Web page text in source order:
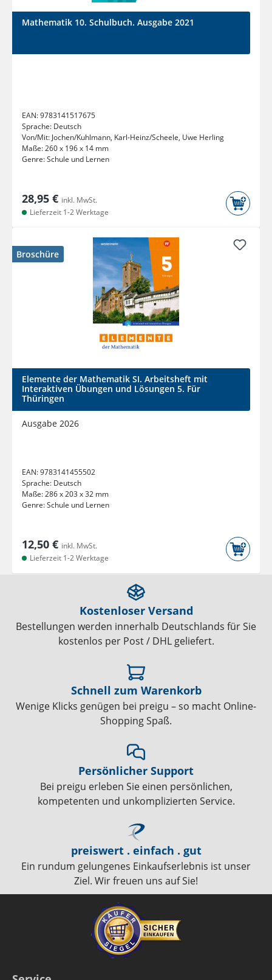
Mathematik 10. Schulbuch. Ausgabe 2021
EAN:9783141517675
Sprache: Deutsch
Von/Mit: Jochen/Kuhlmann, Karl-Heinz/Scheele, Uwe Herling
Maße:260 x 196 x 14 mm
Genre:Schule und Lernen
28,95 € inkl. MwSt.
Lieferzeit 1-2 Werktage
Broschüre
Elemente der Mathematik SI. Arbeitsheft mit
Interaktiven Übungen und Lösungen 5. Für
Thüringen
Ausgabe 2026
EAN:9783141455502
Sprache: Deutsch
Maße:286 x 203 x 32 mm
Genre:Schule und Lernen
12,50 € inkl. MwSt.
Lieferzeit 1-2 Werktage
Kostenloser Versand
Bestellungen werden innerhalb Deutschlands für Sie
kostenlos per Post / DHL geliefert.
Schnell zum Warenkorb
Wenige Klicks genügen bei preigu – so macht Online-
Shopping Spaß.
Persönlicher Support
Bei preigu erleben Sie einen persönlichen,
kompetenten und unkomplizierten Service.
preiswert . einfach . gut
Ein rundum gelungenes Einkaufserlebnis ist unser
Ziel. Wir freuen uns auf Sie!